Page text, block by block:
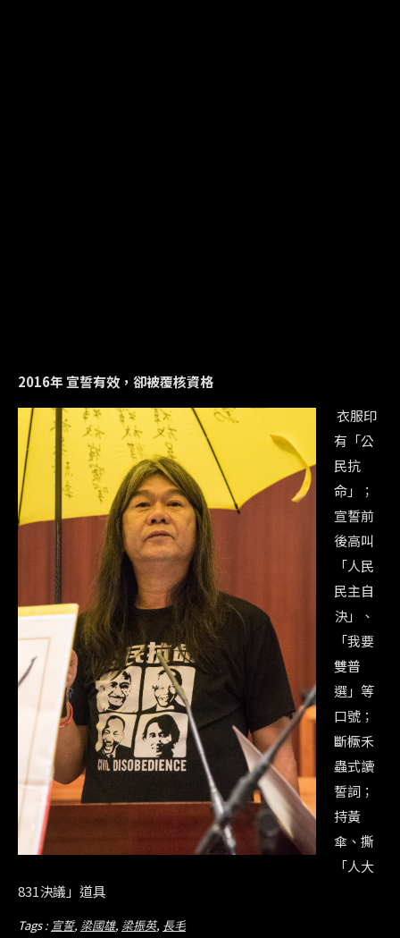
2016年 宣誓有效，卻被覆核資格
衣服印
有「公
民抗
命」；
宣誓前
後高叫
「人民
民主自
決」、
「我要
雙普
選」等
口號；
斷橛禾
蟲式讀
誓詞；
持黃
傘、撕
「人大
831決議」道具
Tags : 宣誓, 梁國雄, 梁振英, 長毛